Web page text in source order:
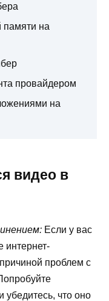
памяти на
провайдером
на
видео в
Если у вас
интернет-
проблем с
убедитесь, что оно